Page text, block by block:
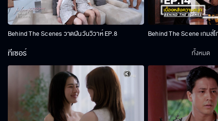
Behind The Scenes วาดฝันวันวิวาห์ EP.8 Behind The Scene เกมส์
ทีเซอร์ ทั้งหมด